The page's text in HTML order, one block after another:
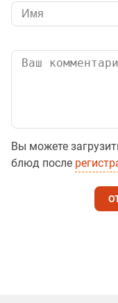
Вы можете
блюд после